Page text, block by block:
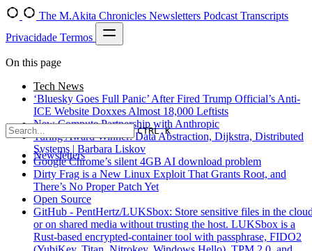
The M.Akita Chronicles Newsletters Podcast Transcripts
Privacidade Termos
CTRL K
Newsletters
On this page
Tech News
‘Bluesky Goes Full Panic’ After Fired Trump Official’s Anti-
ICE Website Doxxes Almost 18,000 Leftists
New Compute Partnership with Anthropic
Turing Award Winner: Data Abstraction, Dijkstra, Distributed
Systems | Barbara Liskov
Google Chrome’s silent 4GB AI download problem
Dirty Frag is a New Linux Exploit That Grants Root, and
There’s No Proper Patch Yet
Open Source
GitHub - PentHertz/LUKSbox: Store sensitive files in the
or on shared media without trusting the host. LUKSbox is a
Rust-based encrypted-container tool with passphrase, FIDO2